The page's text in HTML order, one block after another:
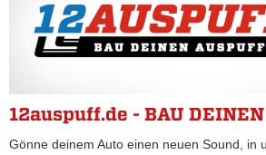
12auspuff.de - BAU
Gönne deinem Auto einen neuen Sound, in